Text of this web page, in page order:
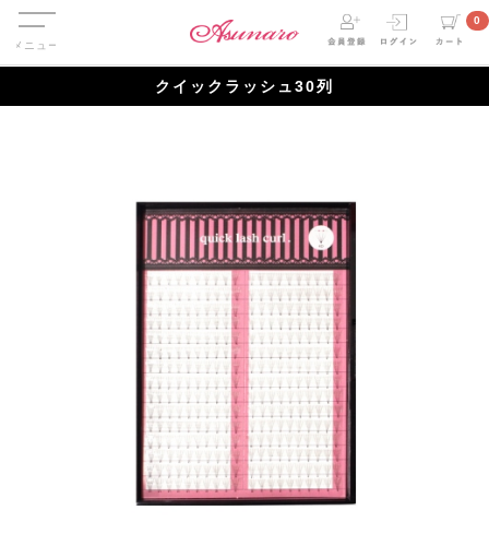
0
Menu
クイックラッシュ30列